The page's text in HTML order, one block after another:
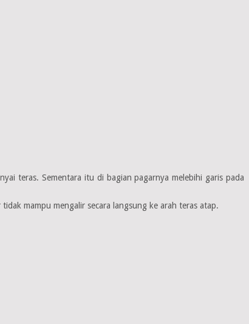
teras. Sementara itu di bagian pagarnya melebihi garis pada
mampu mengalir secara langsung ke arah teras atap.